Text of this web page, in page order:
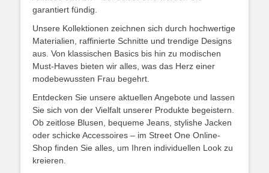
garantiert fündig.
Unsere Kollektionen zeichnen sich durch hochwertige
Materialien, raffinierte Schnitte und trendige Designs
aus. Von klassischen Basics bis hin zu modischen
Must-Haves bieten wir alles, was das Herz einer
modebewussten Frau begehrt.
Entdecken Sie unsere aktuellen Angebote und lassen
Sie sich von der Vielfalt unserer Produkte begeistern.
Ob zeitlose Blusen, bequeme Jeans, stylishe Jacken
oder schicke Accessoires – im Street One Online-
Shop finden Sie alles, um Ihren individuellen Look zu
kreieren.